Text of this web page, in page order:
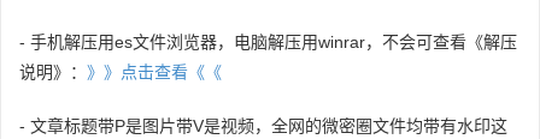
- 手机解压用es文件浏览器，电脑解压用winrar，不会可查看《解压
说明》： 》》点击查看《《
- 文章标题带P是图片带V是视频，全网的微密圈文件均带有水印这